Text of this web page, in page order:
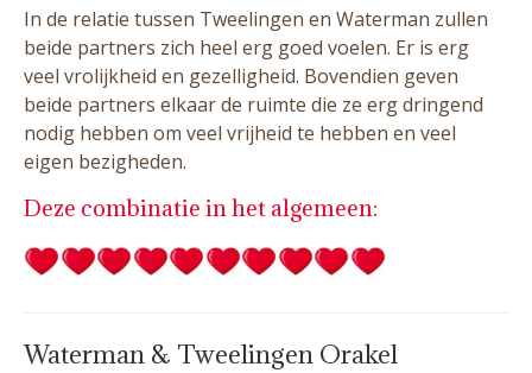
In de relatie tussen Tweelingen en Waterman zullen
beide partners zich heel erg goed voelen. Er is erg
veel vrolijkheid en gezelligheid. Bovendien geven
beide partners elkaar de ruimte die ze erg dringend
nodig hebben om veel vrijheid te hebben en veel
eigen bezigheden.
Deze combinatie in het algemeen:
Waterman & Tweelingen Orakel